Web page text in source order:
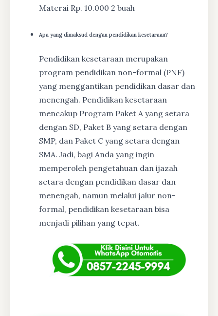
Materai Rp. 10.000 2 buah
Apa yang dimaksud dengan pendidikan kesetaraan?
Pendidikan kesetaraan merupakan
program pendidikan non-formal (PNF)
yang menggantikan pendidikan dasar dan
menengah. Pendidikan kesetaraan
mencakup Program Paket A yang setara
dengan SD, Paket B yang setara dengan
SMP, dan Paket C yang setara dengan
SMA. Jadi, bagi Anda yang ingin
memperoleh pengetahuan dan ijazah
setara dengan pendidikan dasar dan
menengah, namun melalui jalur non-
formal, pendidikan kesetaraan bisa
menjadi pilihan yang tepat.